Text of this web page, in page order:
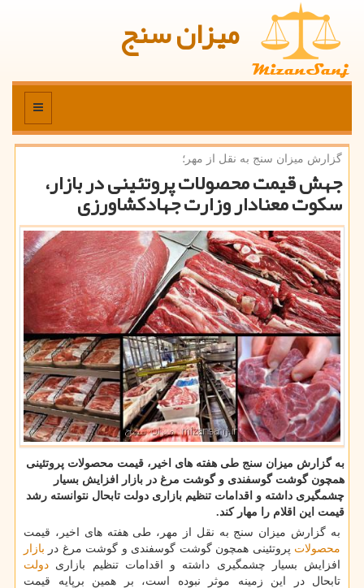
میزان سنج
منو
گزارش میزان سنج به نقل از مهر؛
جهش قیمت محصولات پروتئینی در بازار،
سكوت معنادار وزارت جهادكشاورزی
به گزارش میزان سنج طی هفته های اخیر، قیمت محصولات پروتئینی
همچون گوشت گوسفندی و گوشت مرغ در بازار افزایش بسیار
چشمگیری داشته و اقدامات تنظیم بازاری دولت تابحال نتوانسته رشد
قیمت این اقلام را مهار كند.
به گزارش میزان سنج به نقل از مهر، طی هفته های اخیر، قیمت
محصولات پروتئینی همچون گوشت گوسفندی و گوشت مرغ در بازار
افزایش بسیار چشمگیری داشته و اقدامات تنظیم بازاری دولت
تابحال در این زمینه موثر نبوده است، بر همین برپایه قیمت